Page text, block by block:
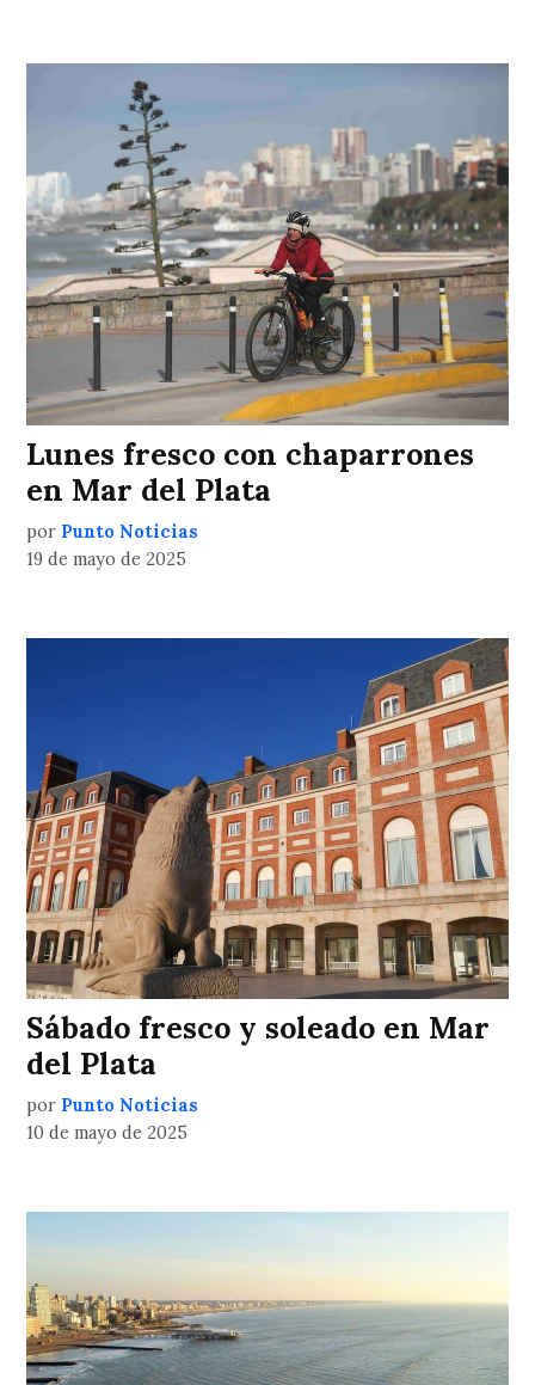
Lunes fresco con chaparrones
en Mar del Plata
por Punto Noticias
19 de mayo de 2025
Sábado fresco y soleado en Mar
del Plata
por Punto Noticias
10 de mayo de 2025